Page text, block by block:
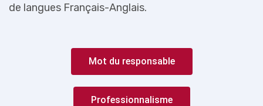
de langues Français-Anglais.
Mot du responsable
Professionnalisme